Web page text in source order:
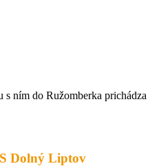
ním do Ružomberka
Dolný Liptov